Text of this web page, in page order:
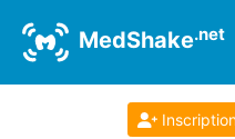
MedShake.net